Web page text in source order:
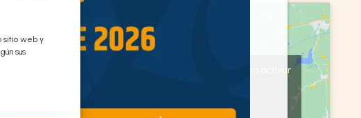
sitio web y
sus
Haz clic en «Estoy de acuerdo» para activar